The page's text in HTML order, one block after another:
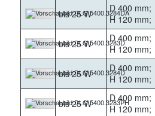
bis 25 W
D 400 mm;
H 120 mm;
bis 25 W
D 400 mm;
H 120 mm;
bis 25 W
D 400 mm;
H 120 mm;
bis 25 W
D 400 mm;
H 120 mm;